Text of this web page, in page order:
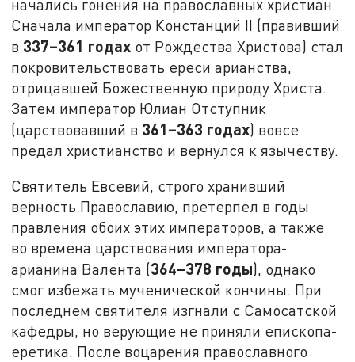
начались гонения на православных христиан.
Сначала император Констанций II (правивший
в 337–361 годах от Рождества Христова) стал
покровительствовать ереси арианства,
отрицавшей Божественную природу Христа.
Затем император Юлиан Отступник
(царствовавший в 361–363 годах) вовсе
предал христианство и вернулся к язычеству.
Святитель Евсевий, строго хранивший
верность Православию, претерпел в годы
правления обоих этих императоров, а также
во времена царствования императора-
арианина Валента (364–378 годы), однако
смог избежать мученической кончины. При
последнем святителя изгнали с Самосатской
кафедры, но верующие не приняли епископа-
еретика. После воцарения православного